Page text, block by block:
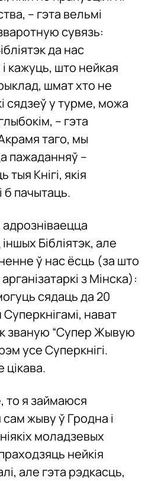
– гэта вельмі
сувязь:
да нас
кажуць, што нейкая
шмат хто не
сядзеў у турме, можа
– гэта
таго, мы
пажаданняў –
Кнігі, якія
б пачытаць.
Бібліятэк, але
ў нас ёсць (за што
з Мінска):
сядаць да 20
нават
званую “Супер Жывую
усе Суперкнігі.
цікава.
то я займаюся
жыву ў Гродна і
моладзевых
нейкія
але гэта рэдкасць,